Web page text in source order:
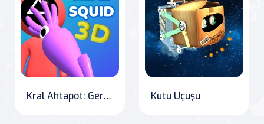
Kral Ahtapot: Gerçek 3D Kutu Uçuşu